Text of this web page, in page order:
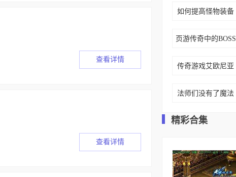
查看详情
查看详情
如何提高怪物装备
页游传奇中的BOSS
传奇游戏艾欧尼亚
法师们没有了魔法
精彩合集